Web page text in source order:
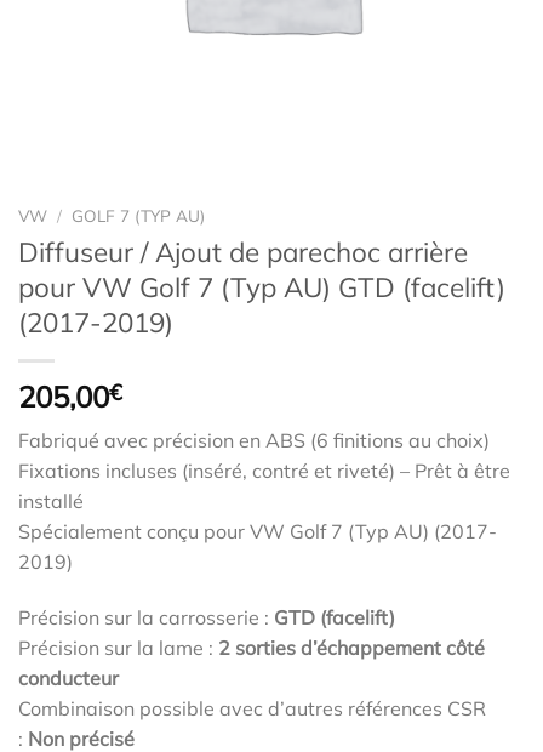
VW / GOLF 7 (TYP AU)
Diffuseur / Ajout de parechoc arrière
pour VW Golf 7 (Typ AU) GTD (facelift)
(2017-2019)
205,00€
Fabriqué avec précision en ABS (6 finitions au choix)
Fixations incluses (inséré, contré et riveté) – Prêt à être
installé
Spécialement conçu pour VW Golf 7 (Typ AU) (2017-
2019)
Précision sur la carrosserie : GTD (facelift)
Précision sur la lame : 2 sorties d’échappement côté
conducteur
Combinaison possible avec d’autres références CSR
: Non précisé